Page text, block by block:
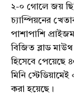
২-০ গোলে জয়
চ্যাম্পিয়নের
পাশাপাশি
বিজিত ব্লাড মাউথ
হিসেবে পেয়েছে
মিনি
করা হয়েছে।